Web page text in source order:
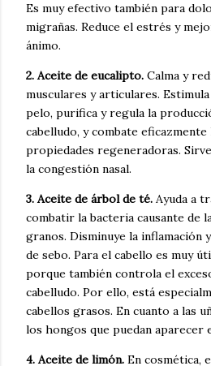
Es muy efectivo también para
migrañas. Reduce el estrés y
ánimo.
2. Aceite de eucalipto. Calma y
musculares y articulares.
pelo, purifica y regula la
cabelludo, y combate eficazmente
propiedades regeneradoras.
la congestión nasal.
3. Aceite de árbol de té. Ayuda a
combatir la bacteria causante de
granos. Disminuye la inflamación
de sebo. Para el cabello es muy
porque también controla el
cabelludo. Por ello, está
cabellos grasos. En cuanto a las
los hongos que puedan aparecer
4. Aceite de limón. En cosmética,